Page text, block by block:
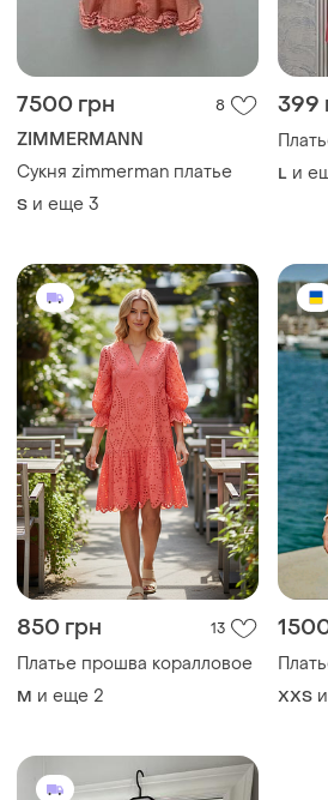
7500 грн 8
ZIMMERMANN
Сукня zimmerman платье
S и еще 3
399
L и
850 грн 13
Платье прошва коралловое
M и еще 2 XХS